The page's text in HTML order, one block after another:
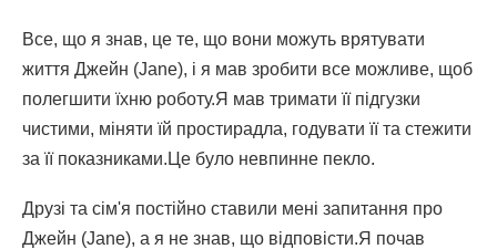
Все, що я знав, це те, що вони можуть врятувати
життя Джейн (Jane), і я мав зробити все можливе, щоб
полегшити їхню роботу.Я мав тримати її підгузки
чистими, міняти їй простирадла, годувати її та стежити
за її показниками.Це було невпинне пекло.
Друзі та сім'я постійно ставили мені запитання про
Джейн (Jane), а я не знав, що відповісти.Я почав